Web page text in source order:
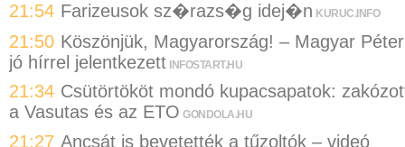
21:54 Farizeusok sz�razs�g idej�n KURUC.INFO
21:50 Köszönjük, Magyarország! – Magyar Péter
jó hírrel jelentkezett INFOSTART.HU
21:34 Csütörtököt mondó kupacsapatok:
a Vasutas és az ETO GONDOLA.HU
21:27 Ancsát is bevetették a tűzoltók – videó